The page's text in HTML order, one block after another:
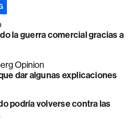
la guerra comercial gracias a
Opinion
dar algunas explicaciones
podría volverse contra las